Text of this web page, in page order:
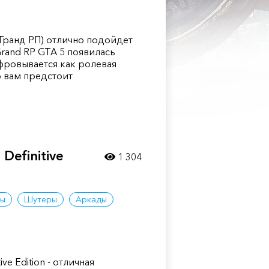
РП) отлично подойдет
RP GTA 5 появилась
как ролевая
вам предстоит
Definitive
Шутеры Аркады
Edition - отличная
1 304